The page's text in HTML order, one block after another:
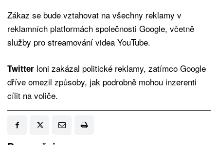
Zákaz se bude vztahovat na všechny reklamy v
reklamních platformách společnosti Google, včetně
služby pro streamování videa YouTube.
Twitter loni zakázal politické reklamy, zatímco Google
dříve omezil způsoby, jak podrobně mohou inzerenti
cílit na voliče.